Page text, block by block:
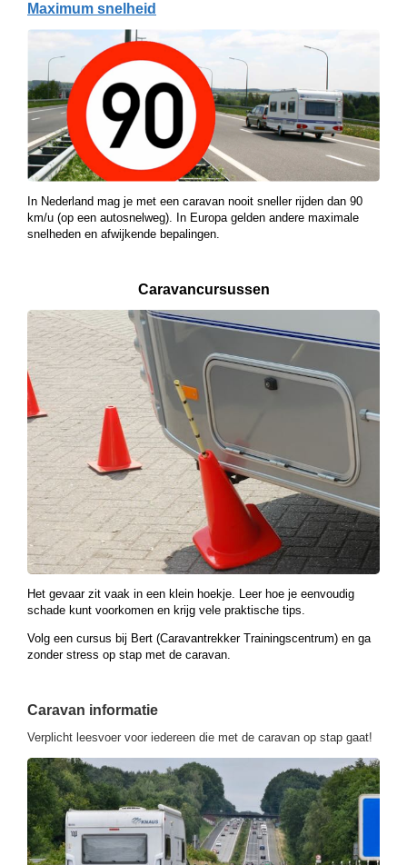
Maximum snelheid
In Nederland mag je met een caravan nooit sneller rijden dan 90
km/u (op een autosnelweg). In Europa gelden andere maximale
snelheden en afwijkende bepalingen.
Caravancursussen
Het gevaar zit vaak in een klein hoekje. Leer hoe je eenvoudig
schade kunt voorkomen en krijg vele praktische tips.
Volg een cursus bij Bert (Caravantrekker Trainingscentrum) en ga
zonder stress op stap met de caravan.
Caravan informatie
Verplicht leesvoer voor iedereen die met de caravan op stap gaat!